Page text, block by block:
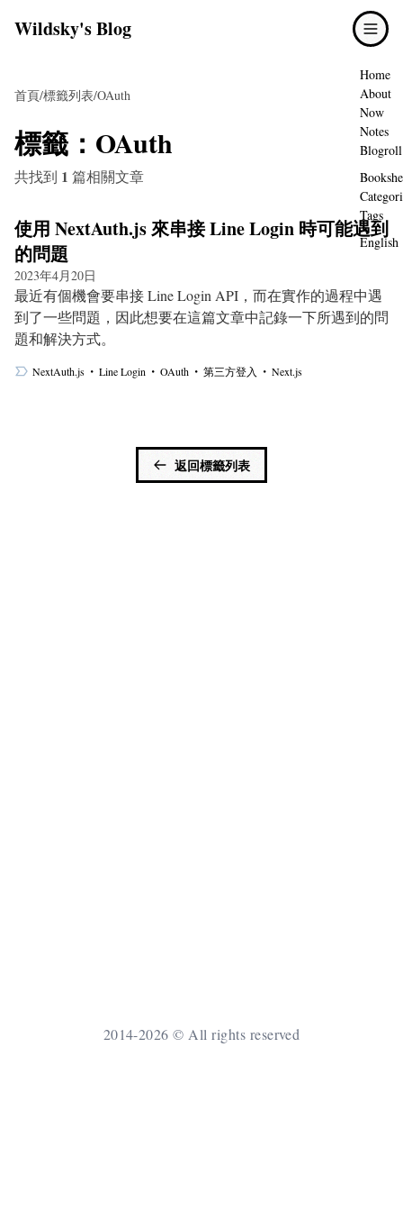
Wildsky's Blog
Home
About
Now
Notes
Blogroll
Tags
English
首頁/標籤列表/OAuth
標籤： OAuth
共找到 1 篇相關文章
使用 NextAuth.js 來串接 Line Login 時可能遇到
的問題
2023年4月20日
最近有個機會要串接 Line Login API，而在實作的過程中遇
到了一些問題，因此想要在這篇文章中記錄一下所遇到的問
題和解決方式。
NextAuth.js ・ Line Login ・ OAuth ・ 第三方登入 ・ Next.js
返回標籤列表
2014-2026 © All rights reserved